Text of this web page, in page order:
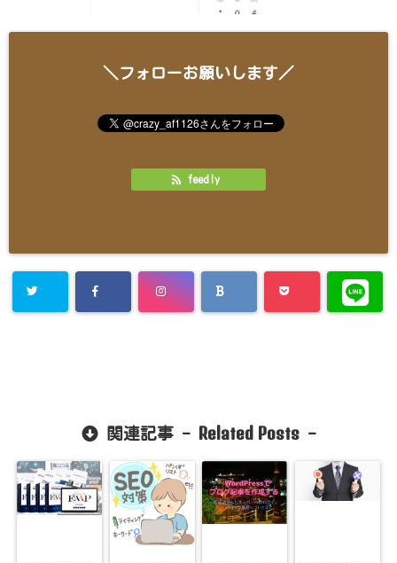
＼フォローお願いします／
feedly
関連記事 - Related Posts-